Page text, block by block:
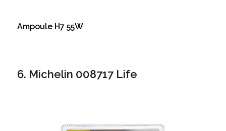
Ampoule H7 55W
6. Michelin 008717 Life